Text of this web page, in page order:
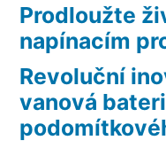
Prodloužte
napínacím
Revoluční
vanová